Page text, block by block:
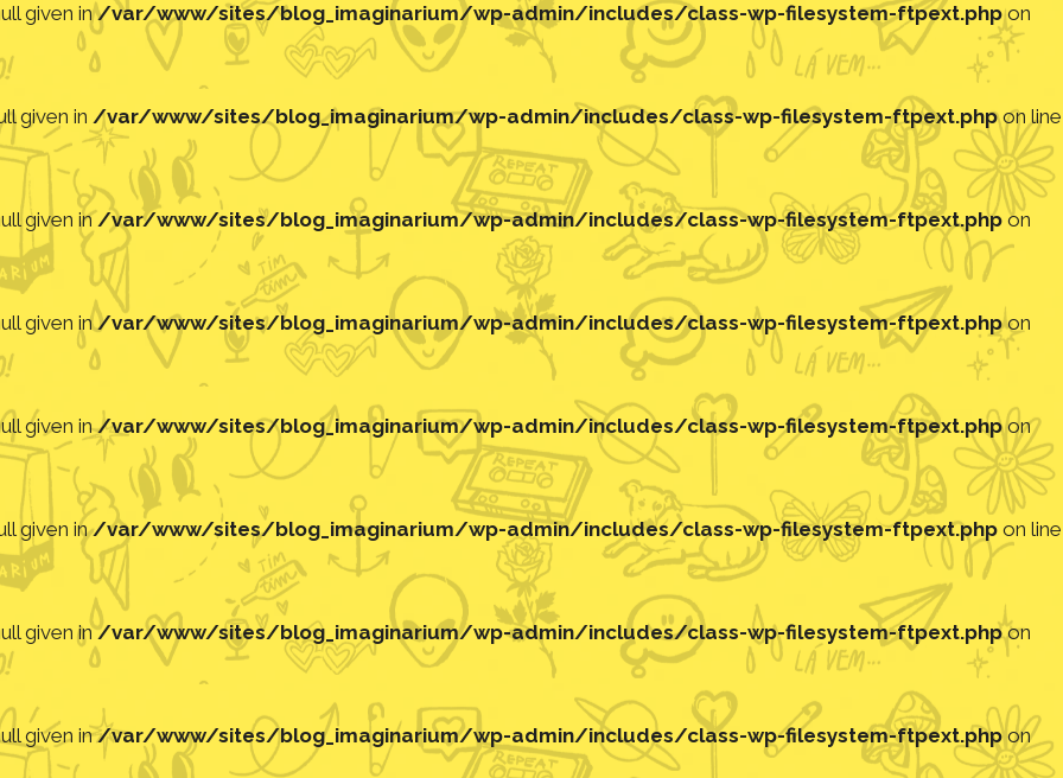
given in/var/www/sites/blog_imaginarium/wp-admin/includes/class-wp-filesystem-ftpext.phpon
given in /var/www/sites/blog_imaginarium/wp-admin/includes/class-wp-filesystem-ftpext.phpon line
given in/var/www/sites/blog_imaginarium/wp-admin/includes/class-wp-filesystem-ftpext.php on
given in/var/www/sites/blog_imaginarium/wp-admin/includes/class-wp-filesystem-ftpext.phpon
given in/var/www/sites/blog_imaginarium/wp-admin/includes/class-wp-filesystem-ftpext.phpon
given in/var/www/sites/blog_imaginarium/wp-admin/includes/class-wp-filesystem-ftpext.php on line
given in/var/www/sites/blog_imaginarium/wp-admin/includes/class-wp-filesystem-ftpext.phpon
given in/var/www/sites/blog_imaginarium/wp-admin/includes/class-wp-filesystem-ftpext.phpon